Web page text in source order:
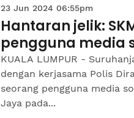
23 Jun 2024 06:55pm
Hantaran jelik:
pengguna media
KUALA LUMPUR -
dengan kerjasama Polis
seorang pengguna media
Jaya pada...